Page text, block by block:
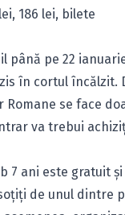
186 lei, bilete
până pe 22
în cortul încălzit.
Romane se face
va trebui
7 ani este gratuit
de unul dintre